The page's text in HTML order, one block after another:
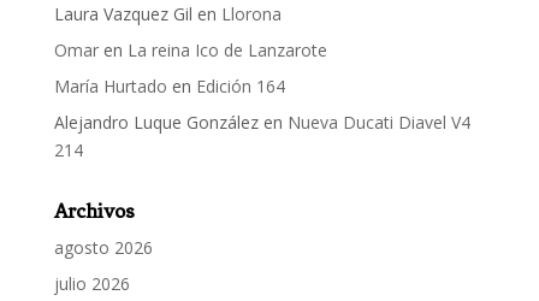
Laura Vazquez Gil en Llorona
Omaren La reina Ico de Lanzarote
María Hurtado en Edición 164
Alejandro Luque Gonzálezen Nueva Ducati Diavel V4
214
Archivos
agosto 2026
julio 2026